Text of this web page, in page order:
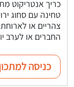
כריך אנטריקוט
טחינה עם סחוג
צהריים או
החברים או לערב
כניסה